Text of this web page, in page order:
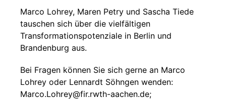
Marco Lohrey, Maren Petry und Sascha Tiede
tauschen sich über die vielfältigen
Transformationspotenziale in Berlin und
Brandenburg aus.
Bei Fragen können Sie sich gerne an Marco
Lohrey oder Lennardt Söhngen wenden:
Marco.Lohrey@fir.rwth-aachen.de;